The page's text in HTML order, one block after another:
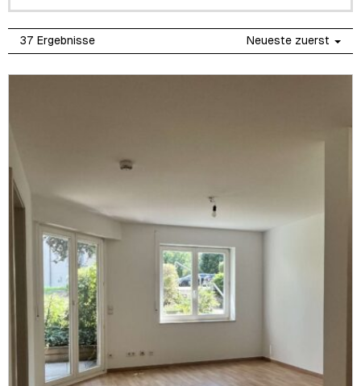
37 Ergebnisse Neueste zuerst